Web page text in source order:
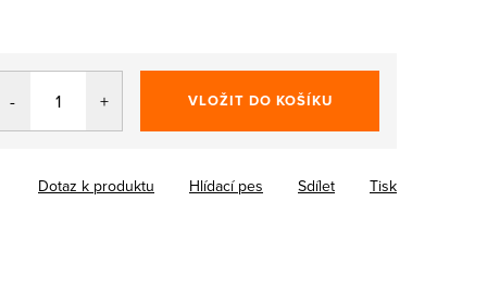
VLOŽIT DO KOŠÍKU
Tisk
Dotaz k produktu Hlídací pes Sdílet